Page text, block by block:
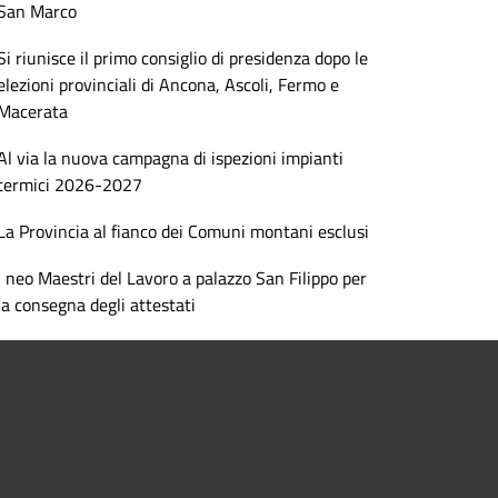
Marco
riunisce il primo consiglio di presidenza dopo le
provinciali di Ancona, Ascoli, Fermo e
via la nuova campagna di ispezioni impianti
2026-2027
Provincia al fianco dei Comuni montani esclusi
neo Maestri del Lavoro a palazzo San Filippo per
consegna degli attestati